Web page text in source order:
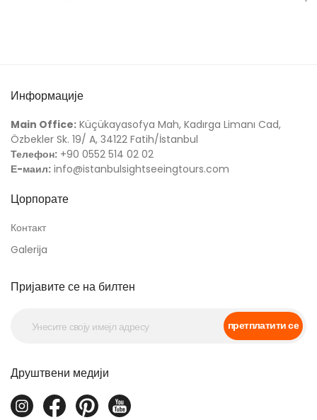
Информације
Main Office: Küçükayasofya Mah, Kadırga Limanı Cad,
Özbekler Sk. 19/ A, 34122 Fatih/İstanbul
Телефон: +90 0552 514 02 02
Е-маил: info@istanbulsightseeingtours.com
Цорпорате
Контакт
Galerija
Пријавите се на билтен
претплатити се
Друштвени медији